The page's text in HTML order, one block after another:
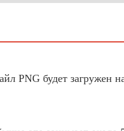
PNG будет загружен